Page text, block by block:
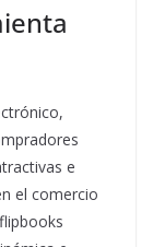
e
el comercio